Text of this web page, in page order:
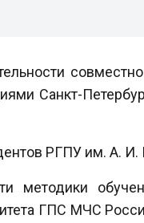
Санкт-
РГПУ им. А.
ГПС МЧС